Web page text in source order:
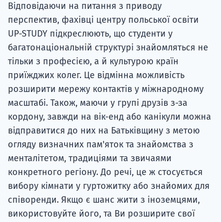
Відповідаючи на питання з приводу
перспектив, фахівці центру польської освіти
UP-STUDY підкреслюють, що студенти у
багатонаціональній структурі знайомляться не
тільки з професією, а й культурою країн
приїжджих колег. Це відмінна можливість
розширити мережу контактів у міжнародному
масштабі. Також, маючи у групі друзів з-за
кордону, завжди на вік-енд або канікули можна
відправитися до них на Батьківщину з метою
огляду визначних пам'яток та знайомства з
менталітетом, традиціями та звичаями
конкретного регіону. До речі, це ж стосується
вибору кімнати у гуртожитку або знайомих для
співоренди. Якщо є шанс жити з іноземцями,
використовуйте його, та Ви розширите свої